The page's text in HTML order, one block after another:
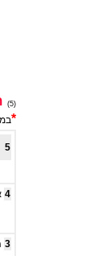
(5)
*
5
4
3